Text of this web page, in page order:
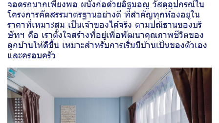
จอดรถมากเพียงพอ ผนังก่อด้วยอิฐมอญ วัสดุอุปกรณ์ใน
โครงการคัดสรรมาตรฐานอย่างดี ที่สำคัญทุกห้องอยู่ใน
ราคาที่เหมาะสม เป็นเจ้าของได้จริง ตามปณิธานของบริ
ษัทฯ คือ เราตั้งใจสร้างที่อยู่เพื่อพัฒนาคุณภาพชีวิตของ
ลูกบ้านให้ดีขึ้น เหมาะสำหรับการเริ่มมีบ้านเป็นของตัวเอง
และครอบครัว